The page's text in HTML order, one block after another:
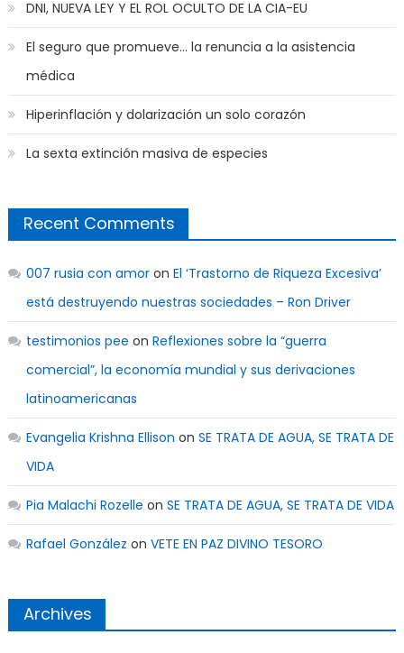
DNI, NUEVA LEY Y EL ROL OCULTO DE LA CIA-EU
El seguro que promueve… la renuncia a la asistencia
médica
Hiperinflación y dolarización un solo corazón
La sexta extinción masiva de especies
Recent Comments
007 rusia con amoron El ‘Trastorno de Riqueza Excesiva’
está destruyendo nuestras sociedades – Ron Driver
testimonios pee on Reflexiones sobre la “guerra
comercial”, la economía mundial y sus derivaciones
latinoamericanas
Evangelia Krishna Ellison on SE TRATA DE AGUA, SE TRATA DE
VIDA
Pia Malachi Rozelle on SE TRATA DE AGUA, SE TRATA DE VIDA
Rafael González on VETE EN PAZ DIVINO TESORO
Archives